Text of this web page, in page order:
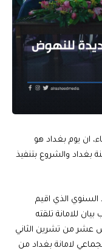
ان يوم بغداد هو
بغداد والشروع بتنفيذ
الذي اقيم
للامانة تلقته
عشر من تشرين الثاني
لامانة بغداد من